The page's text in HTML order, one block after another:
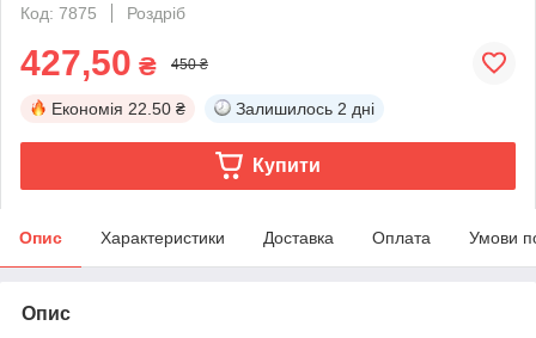
Код: 7875
Роздріб
427,50 ₴ 450 ₴
Економія 22.50 ₴ Залишилось 2 дні
Купити
Опис Характеристики Доставка Оплата Умови
Опис